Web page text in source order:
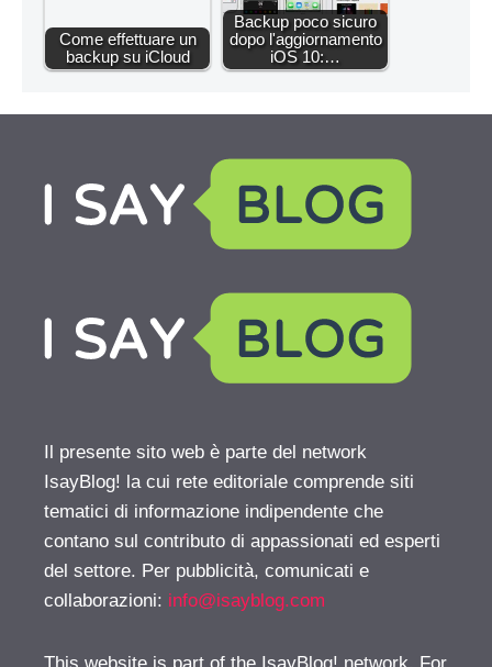
Come effettuare un
backup su iCloud
Backup poco sicuro
dopo l'aggiornamento
iOS 10:…
Il presente sito web è parte del network
IsayBlog! la cui rete editoriale comprende siti
tematici di informazione indipendente che
contano sul contributo di appassionati ed esperti
del settore. Per pubblicità, comunicati e
collaborazioni: info@isayblog.com